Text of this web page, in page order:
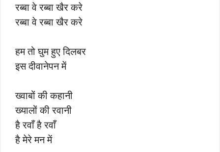
रब्बा वे रब्बा खैर करे
रब्बा वे रब्बा खैर करे
हम तो घुम हुए दिलबर
इस दीवानेपन में
ख्वाबों की कहानी
ख्यालों की रवानी
है रवाँ है रवाँ
है मेरे मन में